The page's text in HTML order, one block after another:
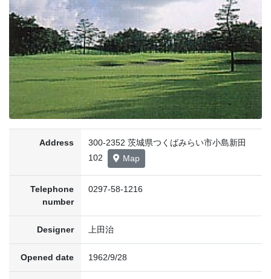
Address
300-2352 茨城県つくばみらい市小島新田
102
Map
Telephone
number
0297-58-1216
Designer 上田治
Opened date 1962/9/28